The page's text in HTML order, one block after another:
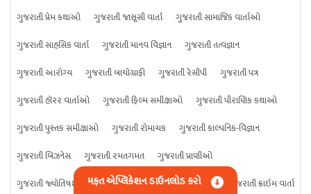
ગુજરાતી પ્રેમ કથાઓ
ગુજરાતી જાસૂસી વાર્તા
ગુજરાતી સામાજિક વાર્તાઓ
ગુજરાતી સાહસિક વાર્તા
ગુજરાતી માનવ વિજ્ઞાન
ગુજરાતી તત્વજ્ઞાન
ગુજરાતી આરોગ્ય
ગુજરાતી બાયોગ્રાફી ગુજરાતી રેસીપી
ગુજરાતી પત્ર
ગુજરાતી હૉરર વાર્તાઓ
ગુજરાતી ફિલ્મ સમીક્ષાઓ
ગુજરાતી પૌરાણિક કથાઓ
ગુજરાતી પુસ્તક સમીક્ષાઓ
ગુજરાતી રોમાંચક
ગુજરાતી કાલ્પનિક-વિજ્ઞાન
ગુજરાતી બિઝનેસ
ગુજરાતી રમતગમત
ગુજરાતી પ્રાણીઓ
ગુજરાતી જ્યોતિષશાસ્ત્ર
ગુજરાતી વિજ્ઞાન ગુજરાતી કંઈપણ ગુજરાતી ક્રાઇમ વાર્તા
મફત એપ્લિકેશન ડાઉનલોડ કરો